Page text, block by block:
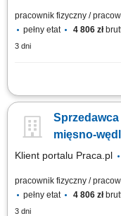
pracownik fizyczny /
pełny etat
4 806 zł
3 dni
obsługa klientów przy
produktów mięsnych,
produktów i terminów
Sprzedawca
mięsno-
Klient portalu Praca.pl
pracownik fizyczny /
pełny etat
4 806 zł
3 dni